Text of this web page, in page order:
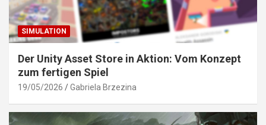
SIMULATION
Der Unity Asset Store in Aktion: Vom Konzept
zum fertigen Spiel
19/05/2026 Gabriela Brzezina